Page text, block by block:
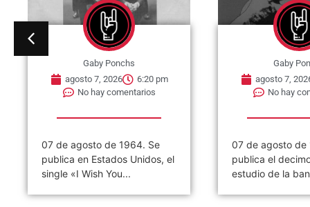
Gaby Ponchs
agosto 7, 2026
6:20 pm
No hay comentarios
07 de agosto de 1964. Se
publica en Estados Unidos, el
single «I Wish You...
Gaby
agosto 7,
No hay
07 de agosto de
publica el
estudio de la